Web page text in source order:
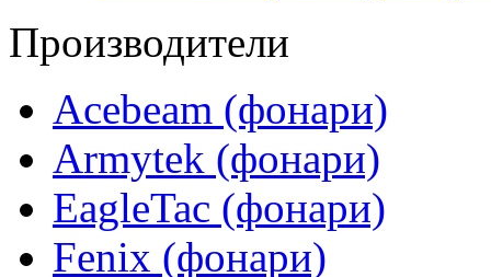
Производители
Acebeam (фонари)
Armytek (фонари)
EagleTac (фонари)
Fenix (фонари)